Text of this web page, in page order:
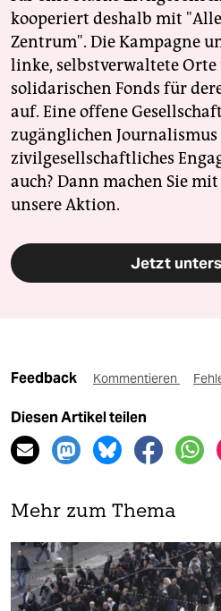
kooperiert deshalb mit
Zentrum". Die Kampagne
linke, selbstverwaltete
solidarischen Fonds für
auf. Eine offene
zugänglichen Journalismus
zivilgesellschaftliches
auch? Dann machen Sie
unsere Aktion.
Jetzt
Feedback Kommentieren
Diesen Artikel teilen
Mehr zum Thema